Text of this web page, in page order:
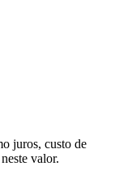
juros, custo de
valor.